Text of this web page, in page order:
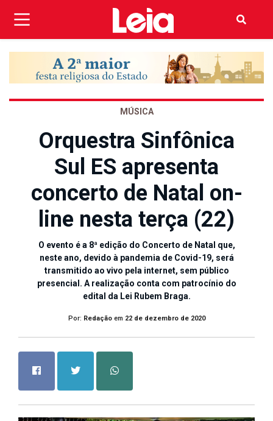
MÚSICA
Orquestra Sinfônica
Sul ES apresenta
concerto de Natal on-
line nesta terça (22)
O evento é a 8ª edição do Concerto de Natal que,
neste ano, devido à pandemia de Covid-19, será
transmitido ao vivo pela internet, sem público
presencial. A realização conta com patrocínio do
edital da Lei Rubem Braga.
Por: Redaçãoem 22 de dezembro de 2020